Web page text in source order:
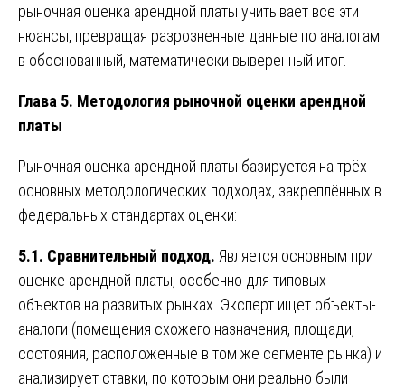
рыночная оценка арендной платы учитывает все эти
нюансы, превращая разрозненные данные по аналогам
в обоснованный, математически выверенный итог.
Глава 5. Методология рыночной оценки арендной
платы
Рыночная оценка арендной платы базируется на трёх
основных методологических подходах, закреплённых в
федеральных стандартах оценки:
5.1. Сравнительный подход. Является основным при
оценке арендной платы, особенно для типовых
объектов на развитых рынках. Эксперт ищет объекты-
аналоги (помещения схожего назначения, площади,
состояния, расположенные в том же сегменте рынка) и
анализирует ставки, по которым они реально были